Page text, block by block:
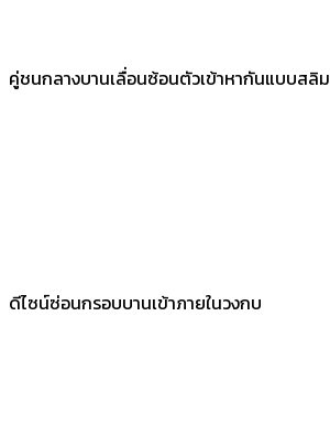
คู่ชนกลางบานเลื่อนซ้อนตัวเข้าหากันแบบสลิม
ดีไซน์ซ่อนกรอบบานเข้าภายในวงกบ